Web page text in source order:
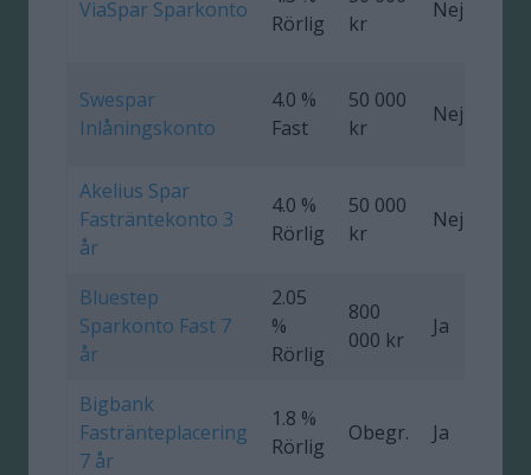
ViaSpar Sparkonto
Rörlig
kr
Nej
Swespar
Inlåningskonto
4.0 %
Fast
50 000
kr
Nej
Akelius Spar
Fasträntekonto 3
år
4.0 %
Rörlig
50 000
kr
Nej
Bluestep
Sparkonto Fast 7
år
2.05
%
Rörlig
800
000 kr
Ja
Bigbank
Fastränteplacering
7 år
1.8 %
Rörlig
Obegr. Ja